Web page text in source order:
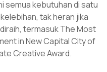
semua kebutuhan di satu
tak heran jika
termasuk The Most
in New Capital City of
Creative Award.